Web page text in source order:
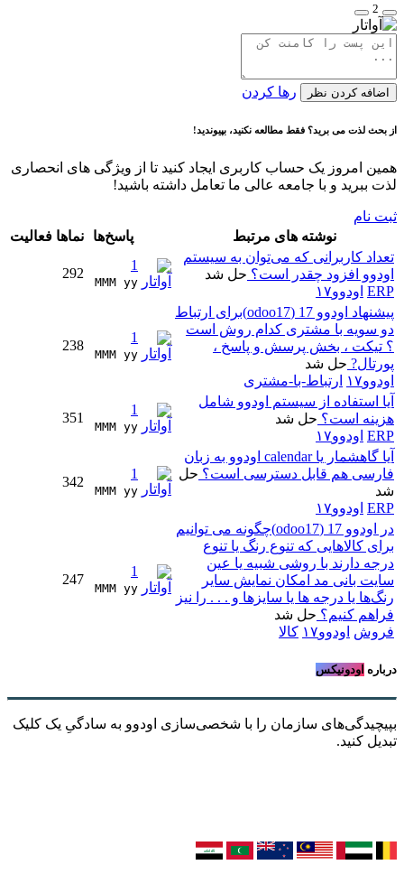
2
اضافه کردن نظر رها کردن
از بحث لذت می برید؟ فقط مطالعه نکنید، بپیوندید!
همین امروز یک حساب کاربری ایجاد کنید تا از ویژگی های انحصاری
لذت ببرید و با جامعه عالی ما تعامل داشته باشید!
ثبت نام
نوشته های مرتبط
پاسخ‌ها نماها فعالیت
تعداد کاربرانی که می‌توان به سیستم
اودوو افزود چقدر است؟ حل شد
ERP اودوو۱۷
1
MMM yy
292
پیشنهاد اودوو 17 (odoo17)برای ارتباط
دو سویه با مشتری کدام روش است
؟ تیکت ، بخش پرسش و پاسخ ،
پورتال? حل شد
اودوو۱۷
ارتباط-با-مشتری
1
MMM yy
238
آیا استفاده از سیستم اودوو شامل
هزینه است؟ حل شد
ERP اودوو۱۷
1
MMM yy
351
آیا گاهشمار یا calendar اودوو به زبان
فارسی هم قابل دسترسی است؟ حل
شد
ERP اودوو۱۷
1
MMM yy
342
در اودوو 17 (odoo17)چگونه می توانیم
برای کالاهایی که تنوع رنگ یا تنوع
درجه دارند با روشی شبیه یا عین
سایت بانی مد امکان نمایش سایر
رنگ‌ها یا درجه ها یا سایزها و . . . را نیز
فراهم کنیم؟ حل شد
فروش اودوو۱۷ کالا
1
MMM yy
247
درباره اودونیکس
بپیچیدگی‌های سازمان را با شخصی‌سازی اودوو به سادگیِ یک کلیک
تبدیل کنید.